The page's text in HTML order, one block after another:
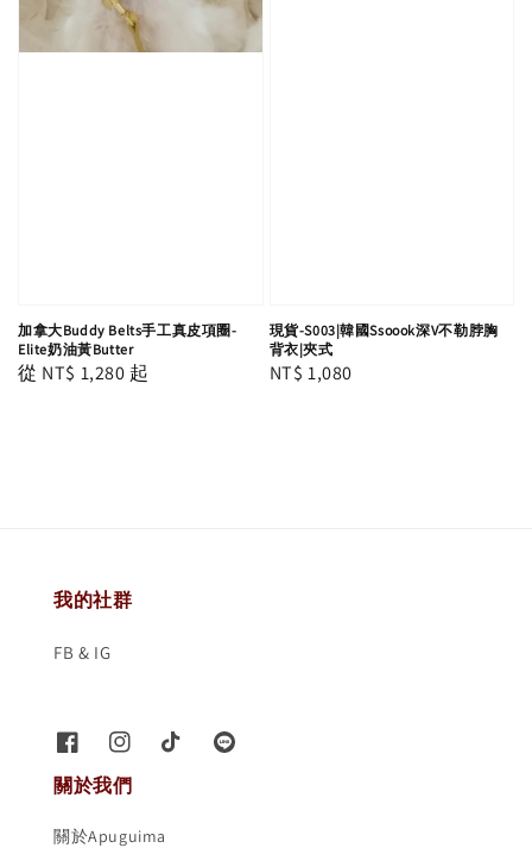
加拿大Buddy Belts手工真皮項圈-
Elite奶油黃Butter
Regular
從 NT$ 1,280 起
現貨-S003|韓國Ssoook深V不勒脖胸
背衣|夾式
Regular
NT$ 1,080
我的社群
FB & IG
關於我們
關於Apuguima